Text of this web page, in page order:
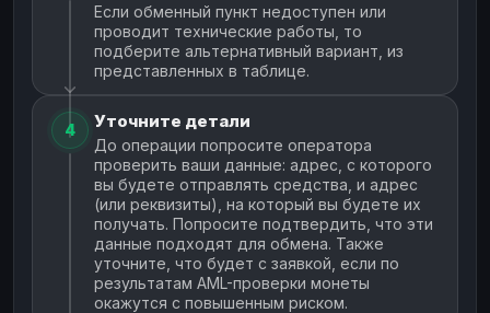
Если обменный пункт недоступен или
проводит технические работы, то
подберите альтернативный вариант, из
представленных в таблице.
4 Уточните детали
До операции попросите оператора
проверить ваши данные: адрес, с которого
вы будете отправлять средства, и адрес
(или реквизиты), на который вы будете их
получать. Попросите подтвердить, что эти
данные подходят для обмена. Также
уточните, что будет с заявкой, если по
результатам AML-проверки монеты
окажутся с повышенным риском.